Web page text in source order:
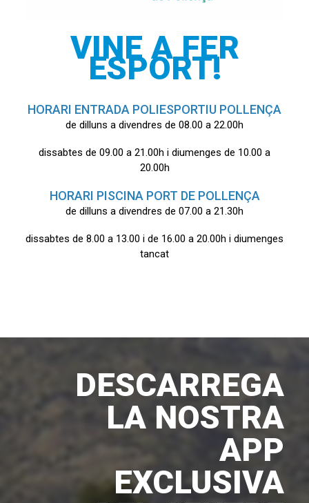
VINE A FER
ESPORT!
HORARI ENTRADA POLIESPORTIU POLLENÇA
de dilluns a divendres de 08.00 a 22.00h
dissabtes de 09.00 a 21.00h i diumenges de 10.00 a
20.00h
HORARI PISCINA PORT DE POLLENÇA
de dilluns a divendres de 07.00 a 21.30h
dissabtes de 8.00 a 13.00 i de 16.00 a 20.00h i diumenges
tancat
DESCARREGA
LA NOSTRA
APP
EXCLUSIVA